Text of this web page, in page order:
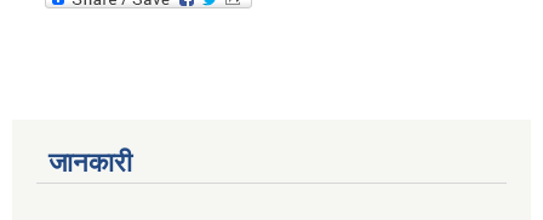
जानकारी